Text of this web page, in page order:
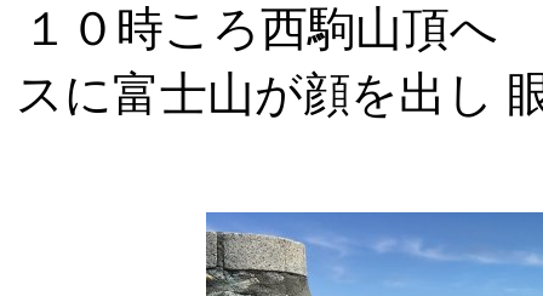
１０時ころ西駒山頂
スに富士山が顔を出し